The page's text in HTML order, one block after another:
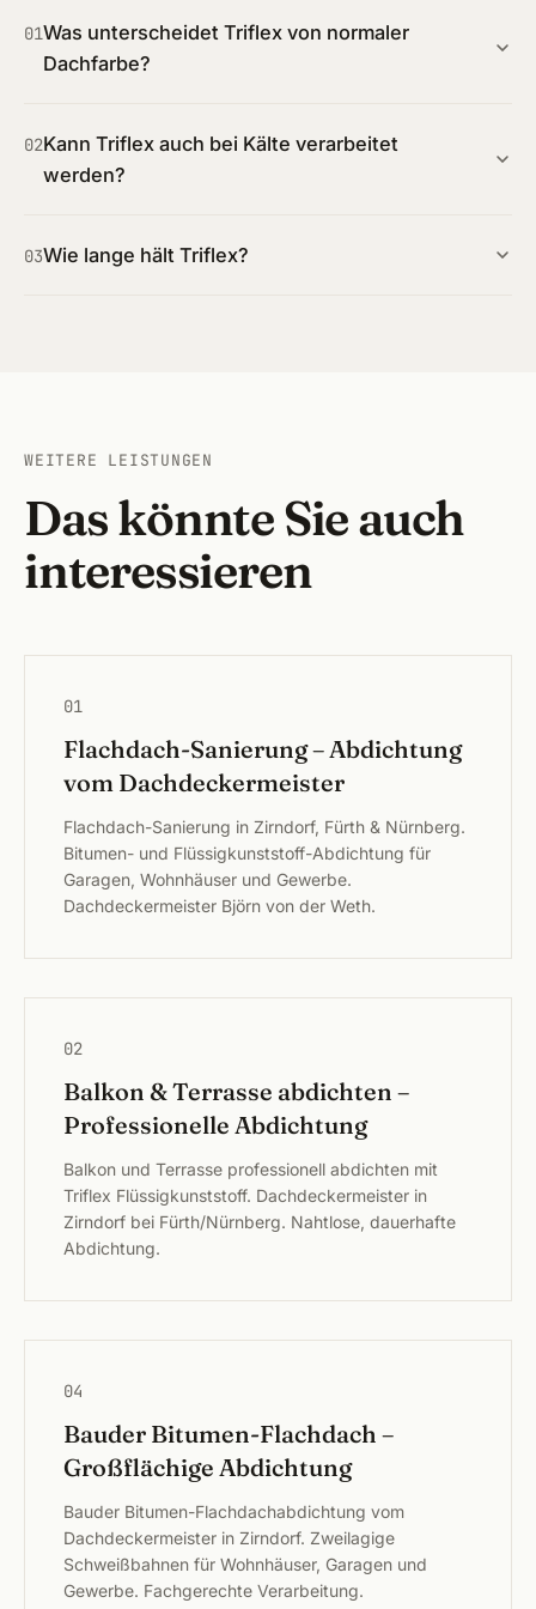
01Was unterscheidet Triflex von normaler
Dachfarbe?
02Kann Triflex auch bei Kälte verarbeitet
werden?
03Wie lange hält Triflex?
WEITERE LEISTUNGEN
Das könnte Sie auch
interessieren
01
Flachdach-Sanierung – Abdichtung
vom Dachdeckermeister
Flachdach-Sanierung in Zirndorf, Fürth & Nürnberg.
Bitumen- und Flüssigkunststoff-Abdichtung für
Garagen, Wohnhäuser und Gewerbe.
Dachdeckermeister Björn von der Weth.
02
Balkon & Terrasse abdichten –
Professionelle Abdichtung
Balkon und Terrasse professionell abdichten mit
Triflex Flüssigkunststoff. Dachdeckermeister in
Zirndorf bei Fürth/Nürnberg. Nahtlose, dauerhafte
Abdichtung.
04
Bauder Bitumen-Flachdach –
Großflächige Abdichtung
Bauder Bitumen-Flachdachabdichtung vom
Dachdeckermeister in Zirndorf. Zweilagige
Schweißbahnen für Wohnhäuser, Garagen und
Gewerbe. Fachgerechte Verarbeitung.